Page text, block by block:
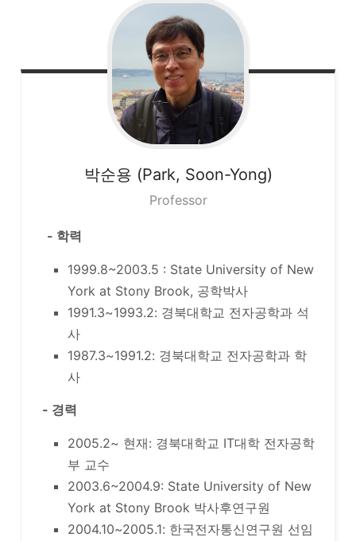
박순용 (Park, Soon-Yong)
Professor
- 학력
1999.8~2003.5 : State University of New
York at Stony Brook, 공학박사
1991.3~1993.2: 경북대학교 전자공학과 석
사
1987.3~1991.2: 경북대학교 전자공학과 학
사
- 경력
2005.2~ 현재: 경북대학교 IT대학 전자공학
부 교수
2003.6~2004.9: State University of New
York at Stony Brook 박사후연구원
2004.10~2005.1: 한국전자통신연구원 선임